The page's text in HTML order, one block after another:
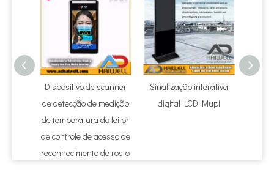
Dispositivo de scanner
de detecção de medição
de temperatura do leitor
de controle de acesso de
reconhecimento de rosto
Sinalização interativa
digital LCD Mupi